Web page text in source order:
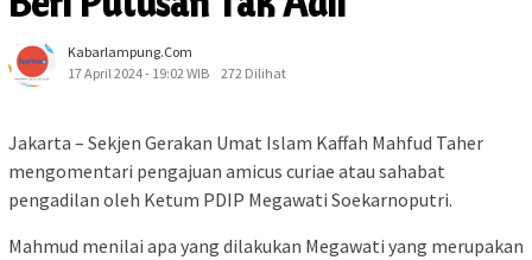
Kabarlampung.com
17 April 2024 - 19:02 WIB
272 Dilihat
Jakarta – Sekjen Gerakan Umat Islam Kaffah Mahfud Taher
mengomentari pengajuan amicus curiae atau sahabat
pengadilan oleh Ketum PDIP Megawati Soekarnoputri.
Mahmud menilai apa yang dilakukan Megawati yang merupakan